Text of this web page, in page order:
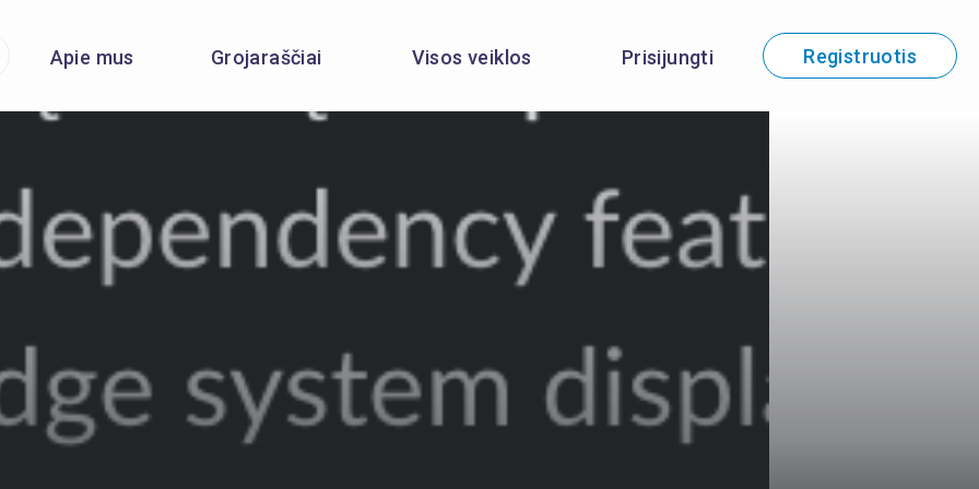
Apie mus Grojaraščiai Visos veiklos Prisijungti Registruotis